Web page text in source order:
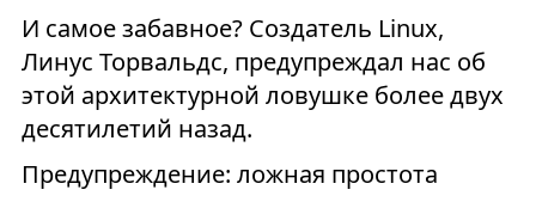
И самое забавное? Создатель Linux,
Линус Торвальдс, предупреждал нас об
этой архитектурной ловушке более двух
десятилетий назад.
Предупреждение: ложная простота